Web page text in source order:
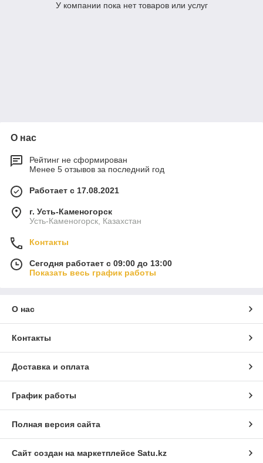
У компании пока нет товаров или услуг
О нас
Рейтинг не сформирован
Менее 5 отзывов за последний год
Работает с 17.08.2021
г. Усть-Каменогорск
Усть-Каменогорск, Казахстан
Контакты
Сегодня работает с 09:00 до 13:00
Показать весь график работы
О нас
Контакты
Доставка и оплата
График работы
Полная версия сайта
Сайт создан на маркетплейсе Satu.kz